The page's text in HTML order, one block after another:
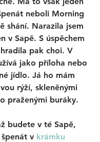
neboli Morning
shání. Narazila jsem
v Sapě. S úspěchem
pak choi. V
jako příloha nebo
jídlo. Já ho mám
rýží, skleněnými
praženými buráky.
budete v té Sapě,
v krámku